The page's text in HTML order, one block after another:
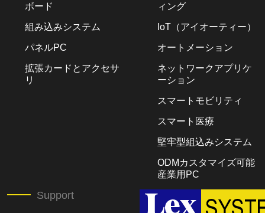
ボード
組み込みシステム
パネルPC
拡張カードとアクセサ
リ
ィング
IoT（アイオーティー）
オートメーション
ネットワークアプリケ
ーション
スマートモビリティ
スマート医療
堅牢型組込みシステム
ODMカスタマイズ可能
産業用PC
Support